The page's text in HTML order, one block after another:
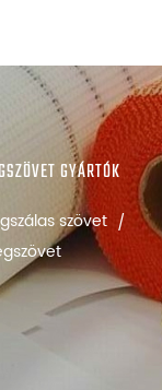
GYÁRTÓK
szövet /